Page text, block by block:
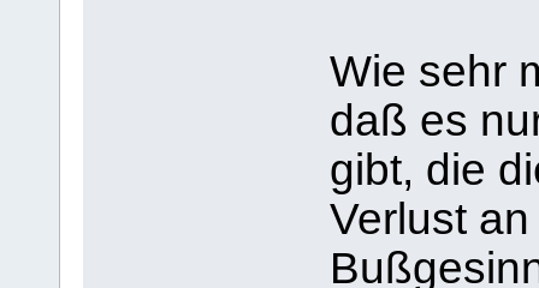
Wie sehr
daß es
gibt, die
Verlust